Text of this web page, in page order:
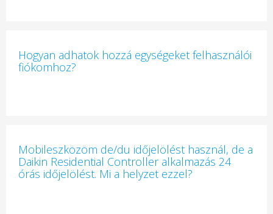
Hogyan adhatok hozzá egységeket felhasználói
fiókomhoz?
Mobileszközöm de/du időjelölést használ, de a
Daikin Residential Controller alkalmazás 24
órás időjelölést. Mi a helyzet ezzel?